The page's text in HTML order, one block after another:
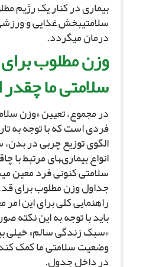
بیمارى در کنار یک رژیم
سلامتى‏بخش غذایى و
درمان مى‏گردد.
وزن مطلوب
سلامتى ما
در مجموع، تعیین «وزن
فردى است که با توجه به
الگوى توزیع چربى در بدن،
انواع بیمارى‏هاى مرتبط با
سلامتى کنونى فرد معین
جداول وزن مطلوب براى
راهنمایى کلى براى این
باید با توجه به این نکته
«سبک زندگى سالم» خیلى
وضعیت سلامتى ما کمک کند
در داخل جدول.